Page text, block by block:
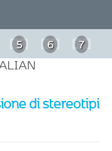
5 6 7
di stereotipi